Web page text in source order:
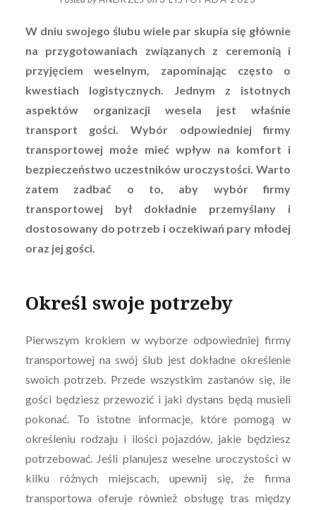
W dniu swojego ślubu wiele par skupia się głównie
na przygotowaniach związanych z ceremonią i
przyjęciem weselnym, zapominając często o
kwestiach logistycznych. Jednym z istotnych
aspektów organizacji wesela jest właśnie
transport gości. Wybór odpowiedniej firmy
transportowej może mieć wpływ na komfort i
bezpieczeństwo uczestników uroczystości. Warto
zatem zadbać o to, aby wybór firmy
transportowej był dokładnie przemyślany i
dostosowany do potrzeb i oczekiwań pary młodej
oraz jej gości.
Określ swoje potrzeby
Pierwszym krokiem w wyborze odpowiedniej firmy
transportowej na swój ślub jest dokładne określenie
swoich potrzeb. Przede wszystkim zastanów się, ile
gości będziesz przewozić i jaki dystans będą musieli
pokonać. To istotne informacje, które pomogą w
określeniu rodzaju i ilości pojazdów, jakie będziesz
potrzebować. Jeśli planujesz weselne uroczystości w
kilku różnych miejscach, upewnij się, że firma
transportowa oferuje również obsługę tras między